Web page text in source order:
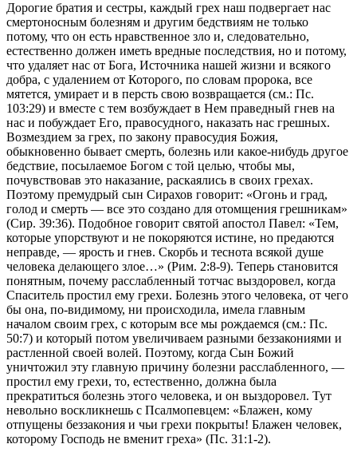
Дорогие братия и сестры, каждый грех наш подвергает нас
смертоносным болезням и другим бедствиям не только
потому, что он есть нравственное зло и, следовательно,
естественно должен иметь вредные последствия, но и потому,
что удаляет нас от Бога, Источника нашей жизни и всякого
добра, с удалением от Которого, по словам пророка, все
мятется, умирает и в персть свою возвращается (см.: Пс.
103:29) и вместе с тем возбуждает в Нем праведный гнев на
нас и побуждает Его, правосудного, наказать нас грешных.
Возмездием за грех, по закону правосудия Божия,
обыкновенно бывает смерть, болезнь или какое-нибудь другое
бедствие, посылаемое Богом с той целью, чтобы мы,
почувствовав это наказание, раскаялись в своих грехах.
Поэтому премудрый сын Сирахов говорит: «Огонь и град,
голод и смерть — все это создано для отомщения грешникам»
(Сир. 39:36). Подобное говорит святой апостол Павел: «Тем,
которые упорствуют и не покоряются истине, но предаются
неправде, — ярость и гнев. Скорбь и теснота всякой душе
человека делающего злое…» (Рим. 2:8-9). Теперь становится
понятным, почему расслабленный тотчас выздоровел, когда
Спаситель простил ему грехи. Болезнь этого человека, от чего
бы она, по-видимому, ни происходила, имела главным
началом своим грех, с которым все мы рождаемся (см.: Пс.
50:7) и который потом увеличиваем разными беззакониями и
растленной своей волей. Поэтому, когда Сын Божий
уничтожил эту главную причину болезни расслабленного, —
простил ему грехи, то, естественно, должна была
прекратиться болезнь этого человека, и он выздоровел. Тут
невольно воскликнешь с Псалмопевцем: «Блажен, кому
отпущены беззакония и чьи грехи покрыты! Блажен человек,
которому Господь не вменит греха» (Пс. 31:1-2).